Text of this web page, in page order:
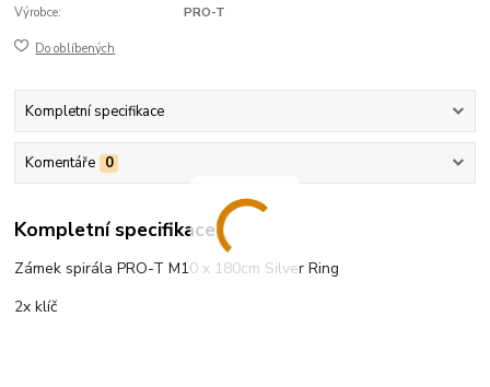
Výrobce: PRO-T
Do oblíbených
Kompletní specifikace
Komentáře 0
Kompletní specifikace
Zámek spirála PRO-T M10 x 180cm Silver Ring
2x klíč